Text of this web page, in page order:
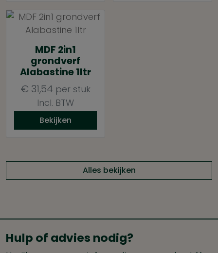
MDF 2in1
grondverf
Alabastine 1ltr
€ 31,54 per stuk
Incl. BTW
Bekijken
Alles bekijken
Hulp of advies nodig?